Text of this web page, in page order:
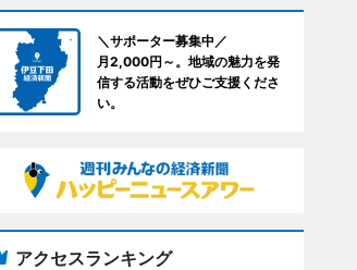
＼サポーター募集中／
月2,000円～。地域の魅力を発
信する活動をぜひご支援くださ
い。
アクセスランキング